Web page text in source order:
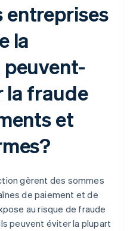
entreprises
la
la fraude
et
gèrent des sommes
de paiement et de
au risque de fraude
peuvent éviter la plupart